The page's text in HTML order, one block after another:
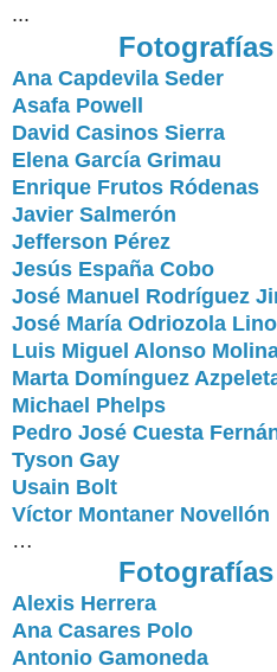
...
Ana Capdevila Seder
Asafa Powell
David Casinos Sierra
Elena García Grimau
Enrique Frutos Ródenas
Javier Salmerón
Jefferson Pérez
Jesús España Cobo
José Manuel Rodríguez
José María Odriozola Lino
Luis Miguel Alonso
Marta Domínguez
Michael Phelps
Pedro José Cuesta
Tyson Gay
Usain Bolt
Víctor Montaner Novellón
…
Alexis Herrera
Ana Casares Polo
Antonio Gamoneda